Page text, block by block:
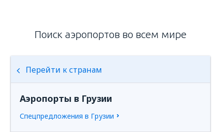
Поиск аэропортов во всем мире
Перейти к странам
Аэропорты в Грузии
Спецпредложения в Грузии